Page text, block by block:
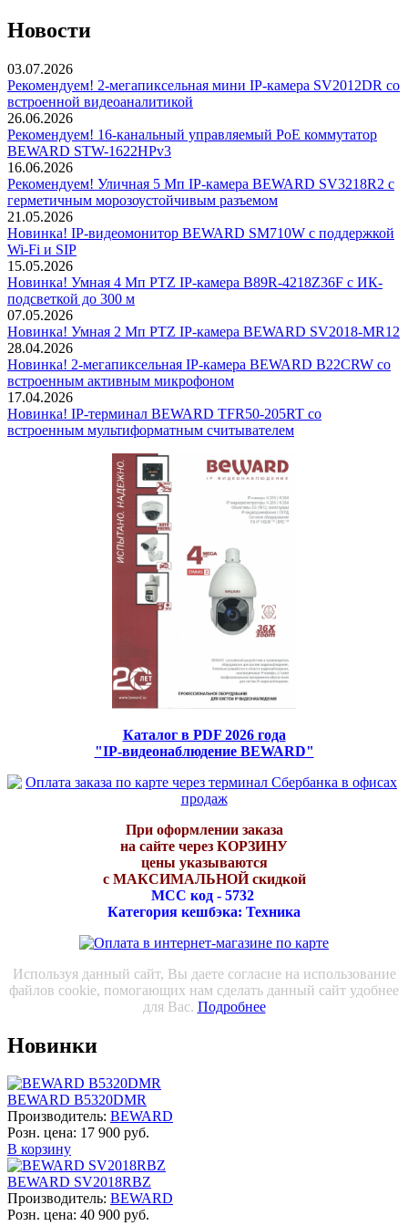
Новости
03.07.2026
Рекомендуем! 2-мегапиксельная мини IP-камера SV2012DR со
встроенной видеоаналитикой
26.06.2026
Рекомендуем! 16-канальный управляемый PoE коммутатор
BEWARD STW-1622HPv3
16.06.2026
Рекомендуем! Уличная 5 Мп IP-камера BEWARD SV3218R2 с
герметичным морозоустойчивым разъемом
21.05.2026
Новинка! IP-видеомонитор BEWARD SM710W с поддержкой
Wi-Fi и SIP
15.05.2026
Новинка! Умная 4 Мп PTZ IP-камера B89R-4218Z36F с ИК-
подсветкой до 300 м
07.05.2026
Новинка! Умная 2 Мп PTZ IP-камера BEWARD SV2018-MR12
28.04.2026
Новинка! 2-мегапиксельная IP-камера BEWARD B22CRW со
встроенным активным микрофоном
17.04.2026
Новинка! IP-терминал BEWARD TFR50-205RT со
встроенным мультиформатным считывателем
Каталог в PDF 2026 года
"IP-видеонаблюдение BEWARD"
При оформлении заказа
на сайте через КОРЗИНУ
цены указываются
с МАКСИМАЛЬНОЙ скидкой
МСС код - 5732
Категория кешбэка: Техника
Используя данный сайт, Вы даете согласие на использование
файлов cookie, помогающих нам сделать данный сайт удобнее
для Вас. Подробнее
Новинки
BEWARD B5320DMR
Производитель: BEWARD
Розн. цена: 17 900 руб.
В корзину
BEWARD SV2018RBZ
Производитель: BEWARD
Розн. цена: 40 900 руб.